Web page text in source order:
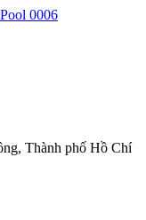
Thành phố Hồ Chí